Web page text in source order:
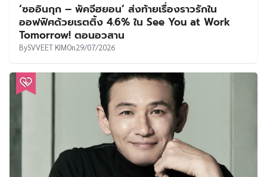
‘ซออินกุก – พัคจีฮยอน’ ส่งท้ายเรื่องราวรักใน
ออฟฟิศด้วยเรตติ้ง 4.6% ใน See You at Work
Tomorrow! ตอนอวสาน
BySVVEET KIMOn29/07/2026